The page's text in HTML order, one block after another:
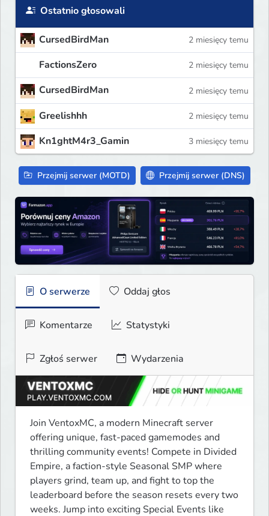
Ostatnio głosowali
CursedBirdMan 2 miesięcy temu
FactionsZero 2 miesięcy temu
CursedBirdMan 2 miesięcy temu
Greelishhh 2 miesięcy temu
Kn1ghtM4r3_Gamin 3 miesięcy temu
Przejmij serwer (MOTD) Przejmij serwer (DNS)
O serwerze Oddaj głos
Komentarze Statystyki
Zgłoś serwer Wydarzenia
Join VentoxMC, a modern Minecraft server
offering unique, fast-paced gamemodes and
thrilling community events! Compete in Divided
Empire, a faction-style Seasonal SMP where
players grind, team up, and fight to top the
leaderboard before the season resets every two
weeks. Jump into exciting Special Events like